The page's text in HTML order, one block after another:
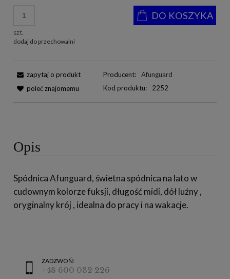
szt.
DO KOSZYKA
dodaj do przechowalni
Producent:
Afunguard
Kod produktu:
2252
zapytaj o produkt
poleć znajomemu
Opis
Spódnica Afunguard, świetna spódnica na lato w
cudownym kolorze fuksji, długość midi, dół luźny ,
oryginalny krój , idealna do pracy i na wakacje.
ZADZWOŃ:
+48 600 032 226